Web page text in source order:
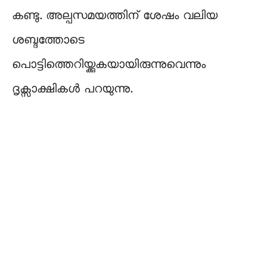
കണ്ടു. അല്പസമയത്തിന് ശേഷം വലിയ
ശബ്ദത്തോടെ
പൊട്ടിത്തെറിയ്ക്കുകയായിരുന്നുവെന്നും
ദൃക്സാക്ഷികൾ പറയുന്നു.